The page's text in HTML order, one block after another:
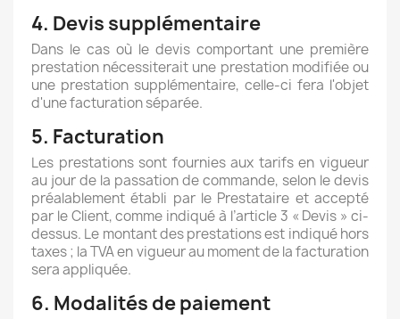
4. Devis supplémentaire
Dans le cas où le devis comportant une première
prestation nécessiterait une prestation modifiée ou
une prestation supplémentaire, celle-ci fera l'objet
d'une facturation séparée.
5. Facturation
Les prestations sont fournies aux tarifs en vigueur
au jour de la passation de commande, selon le devis
préalablement établi par le Prestataire et accepté
par le Client, comme indiqué à l’article 3 « Devis » ci-
dessus. Le montant des prestations est indiqué hors
taxes ; la TVA en vigueur au moment de la facturation
sera appliquée.
6. Modalités de paiement